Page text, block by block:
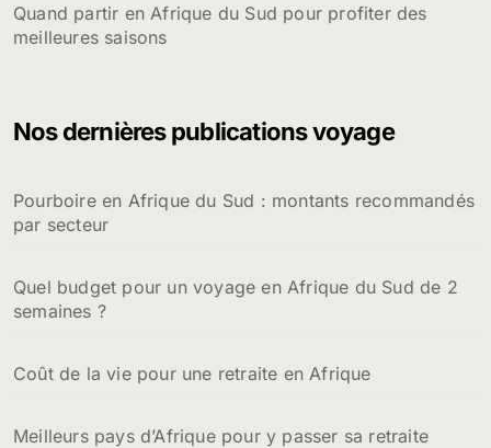
Quand partir en Afrique du Sud pour profiter des
meilleures saisons
Nos dernières publications voyage
Pourboire en Afrique du Sud : montants recommandés
par secteur
Quel budget pour un voyage en Afrique du Sud de 2
semaines ?
Coût de la vie pour une retraite en Afrique
Meilleurs pays d’Afrique pour y passer sa retraite